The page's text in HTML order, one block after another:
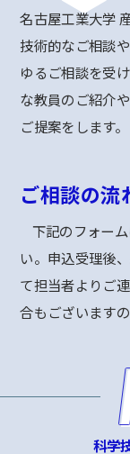
名古屋工業大学
技術的なご相談
ゆるご相談を受
な教員のご紹介
ご提案をします。
ご相談の流
下記のフォー
い。申込受理後
て担当者よりご
合もございます
科学